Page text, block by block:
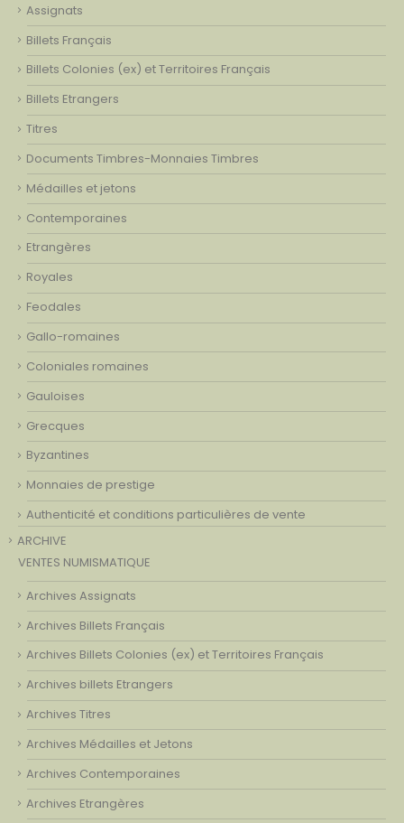
Assignats
Billets Français
Billets Colonies (ex) et Territoires Français
Billets Etrangers
Titres
Documents Timbres-Monnaies Timbres
Médailles et jetons
Contemporaines
Etrangères
Royales
Feodales
Gallo-romaines
Coloniales romaines
Gauloises
Grecques
Byzantines
Monnaies de prestige
Authenticité et conditions particulières de vente
ARCHIVE
VENTES NUMISMATIQUE
Archives Assignats
Archives Billets Français
Archives Billets Colonies (ex) et Territoires Français
Archives billets Etrangers
Archives Titres
Archives Médailles et Jetons
Archives Contemporaines
Archives Etrangères